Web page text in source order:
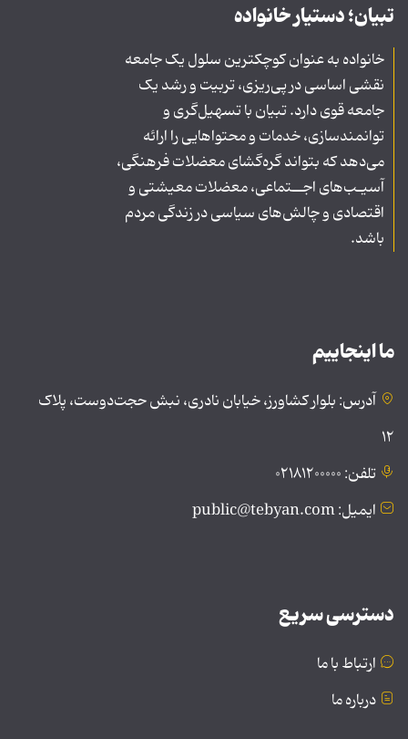
تبیان؛ دستیار خانواده
خانواده به عنوان کوچکترین سلول یک جامعه
نقشی اساسی در پی‌ریزی، تربیت و رشد یک
جامعه قوی دارد. تبیان با تسهیل‌گری و
توانمندسازی، خدمات و محتواهایی را ارائه
می‌دهد که بتواند گره‌گشای معضلات فرهنگی،
آسیـب‌های اجــتماعی، معضلات معیشتی و
اقتصادی و چالش‌های سیاسی در زندگی مردم
باشد.
ما اینجاییم
آدرس: بلوار کشاورز، خیابان نادری، نبش حجت‌دوست، پلاک
۱۲
تلفن: ۰۲۱۸۱۲۰۰۰۰۰
ایمیل: public@tebyan.com
دسترسی سریع
ارتباط با ما
درباره ما